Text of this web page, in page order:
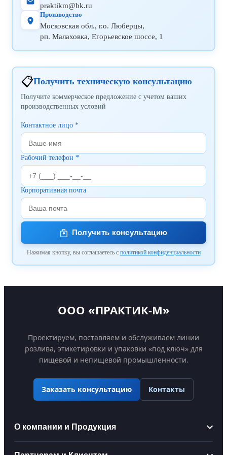
praktikm@bk.ru
Производство
Московская обл., г.о. Люберцы,
рп. Малаховка, Егорьевское шоссе, 1
📋Получить техническую консультацию
Получите коммерческое предложение с учетом ваших
производственных условий
Контактное лицо *
Рабочий телефон *
Корпоративная почта
Получить консультацию
Нажимая кнопку, вы соглашаетесь с политикой конфиденциальности
ООО «ПРАКТИК-М»
Проектируем, поставляем и обслуживаем линии
розлива, этикетировки и упаковки «под ключ» для
пищевой и непищевой промышленности.
Заказать консультацию Контакты
О компании и Продукция